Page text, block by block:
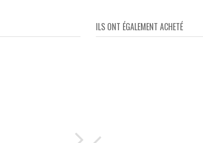
ILS ONT ÉGALEMENT ACHETÉ